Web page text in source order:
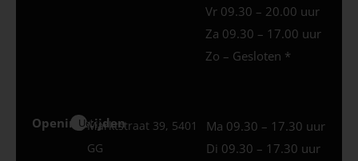
Vr 09.30 – 20.00 uur
Za 09.30 – 17.00 uur
Zo – Gesloten *
Openingstijden
Uden
Marktstraat 39, 5401
GG
Ma 09.30 – 17.30 uur
Di 09.30 – 17.30 uur